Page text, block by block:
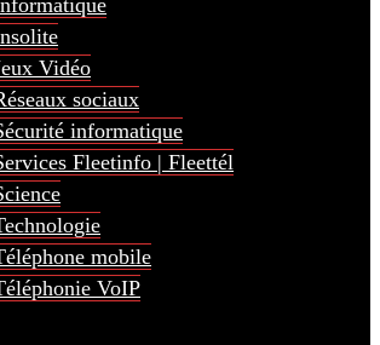
Vidéo
sociaux
informatique
Fleetinfo | Fleettél
mobile
VoIP